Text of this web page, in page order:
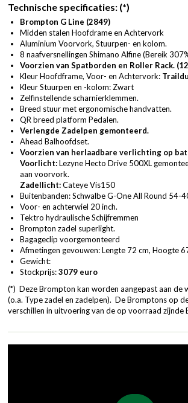
Technische specificaties: (*)
Brompton G Line (2849)
Midden stalen Hoofdrame en Achtervork
Aluminium Voorvork, Stuurpen- en kolom.
8 naafversnellingen Shimano Alfine (Bereik
Voorzien van Spatborden en Roller Rack.
Kleur Hoofdframe, Voor- en Achtervork:
Kleur Stuurpen en -kolom: Zwart
Zelfinstellende scharnierklemmen.
Breed stuur met ergonomische handvatten.
QR breed platform Pedalen.
Verlengde Zadelpen gemonteerd.
Ahead Balhoofdset.
Voorzien van herlaadbare verlichting op
Voorlicht:Lezyne Hecto Drive 500XL
aan voorvork.
Zadellicht:Cateye Vis150
Buitenbanden: Schwalbe G-One All Round 54-
Voor- en achterwiel 20 inch.
Tektro hydraulische Schijfremmen
Brompton zadel superlight.
Bagageclip voorgemonteerd
Afmetingen gevouwen: Lengte 72 cm, Hoogte
Gewicht:
Stockprijs:3079 euro
(*) Deze Brompton kan worden aangepast aan de
(o.a. Type zadel en zadelpen). De Bromptons op
verschillen in uitvoering van de op voorraad zijnde